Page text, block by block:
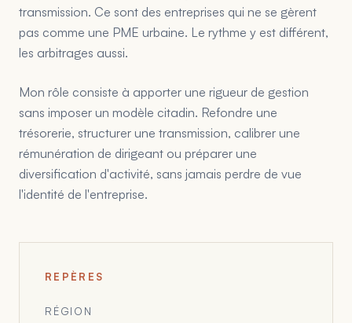
transmission. Ce sont des entreprises qui ne se gèrent
pas comme une PME urbaine. Le rythme y est différent,
les arbitrages aussi.
Mon rôle consiste à apporter une rigueur de gestion
sans imposer un modèle citadin. Refondre une
trésorerie, structurer une transmission, calibrer une
rémunération de dirigeant ou préparer une
diversification d'activité, sans jamais perdre de vue
l'identité de l'entreprise.
REPÈRES
RÉGION